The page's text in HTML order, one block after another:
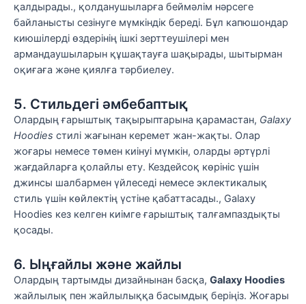
қалдырады., қолданушыларға беймәлім нәрсеге
байланысты сезінуге мүмкіндік береді. Бұл капюшондар
киюшілерді өздерінің ішкі зерттеушілері мен
армандаушыларын құшақтауға шақырады, шытырман
оқиғаға және қиялға тәрбиелеу.
5. Стильдегі әмбебаптық
Олардың ғарыштық тақырыптарына қарамастан, Galaxy
Hoodies стилі жағынан керемет жан-жақты. Олар
жоғары немесе төмен киінуі мүмкін, оларды әртүрлі
жағдайларға қолайлы ету. Кездейсоқ көрініс үшін
джинсы шалбармен үйлеседі немесе эклектикалық
стиль үшін көйлектің үстіне қабаттасады., Galaxy
Hoodies кез келген киімге ғарыштық талғампаздықты
қосады.
6. Ыңғайлы және жайлы
Олардың тартымды дизайнынан басқа, Galaxy Hoodies
жайлылық пен жайлылыққа басымдық беріңіз. Жоғары